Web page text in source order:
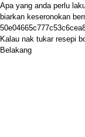
Apa yang anda perlu
biarkan keseronokan
Kalau nak tukar resepi
Belakang